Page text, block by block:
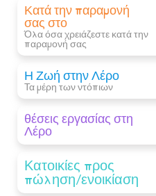
Κατά την παραμονή
σας στο
Όλα όσα χρειάζεστε κατά την
παραμονή σας​
Η Ζωή στην Λέρο
Τα μέρη των ντόπιων
θέσεις εργασίας στη
Λέρο
Κατοικίες προς
πώληση/ενοικίαση